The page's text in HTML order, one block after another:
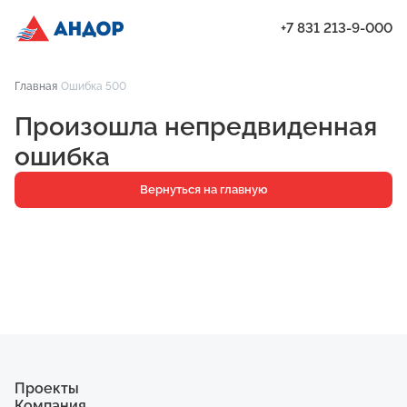
Проекты
Квартиры
Паркинг
Кладовые
+7 831 213-9-000
Главная Ошибка 500
Произошла непредвиденная
ошибка
Вернуться на главную
Проекты